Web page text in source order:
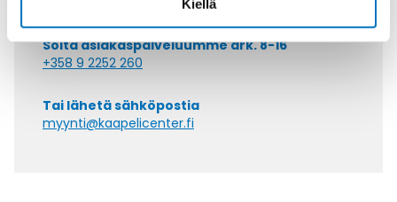
Kiellä
Soita asiakaspalveluumme ark. 8-16
+358 9 2252 260
Tai lähetä sähköpostia
myynti@kaapelicenter.fi